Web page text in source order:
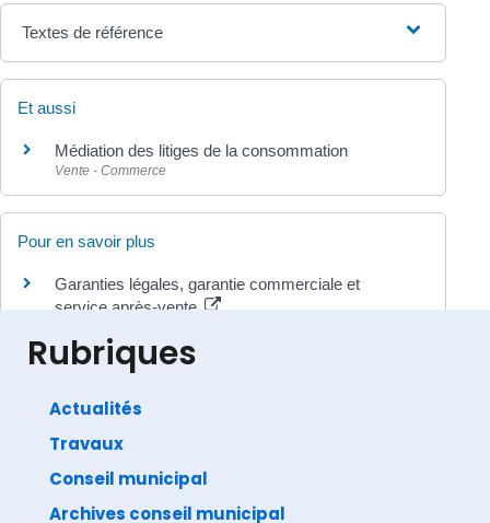
Textes de référence
Et aussi
Médiation des litiges de la consommation
Vente - Commerce
Pour en savoir plus
Garanties légales, garantie commerciale et
service après-vente
Direction de l'information légale et administrative
Rubriques
Actualités
Travaux
Conseil municipal
Archives conseil municipal